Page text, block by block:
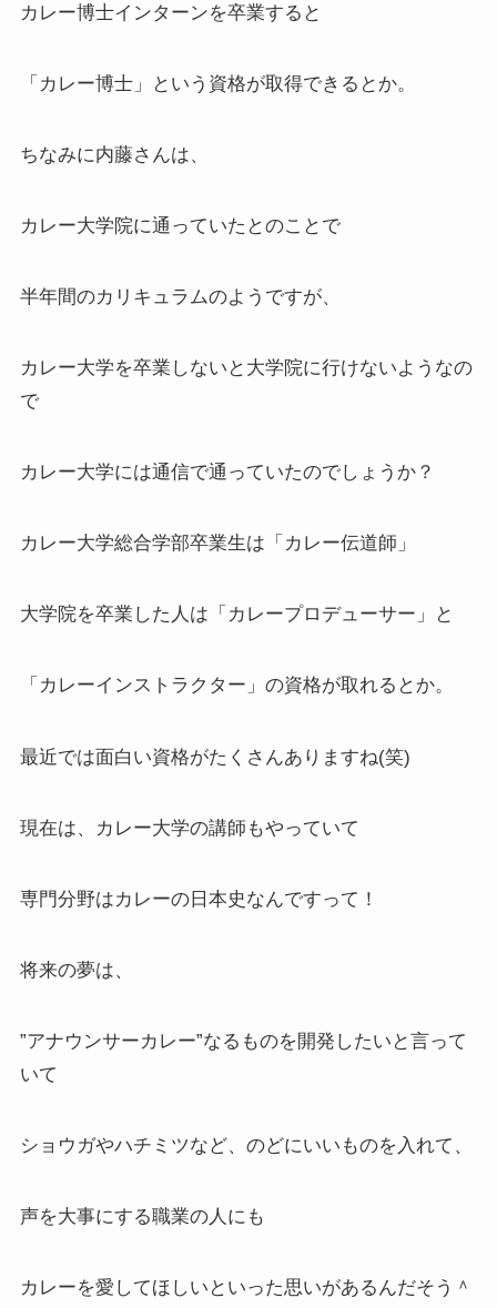
カレー博士インターンを卒業すると
「カレー博士」という資格が取得できるとか。
ちなみに内藤さんは、
カレー大学院に通っていたとのことで
半年間のカリキュラムのようですが、
カレー大学を卒業しないと大学院に行けないようなの
で
カレー大学には通信で通っていたのでしょうか？
カレー大学総合学部卒業生は「カレー伝道師」
大学院を卒業した人は「カレープロデューサー」と
「カレーインストラクター」の資格が取れるとか。
最近では面白い資格がたくさんありますね(笑)
現在は、カレー大学の講師もやっていて
専門分野はカレーの日本史なんですって！
将来の夢は、
”アナウンサーカレー”なるものを開発したいと言って
いて
ショウガやハチミツなど、のどにいいものを入れて、
声を大事にする職業の人にも
カレーを愛してほしいといった思いがあるんだそう＾